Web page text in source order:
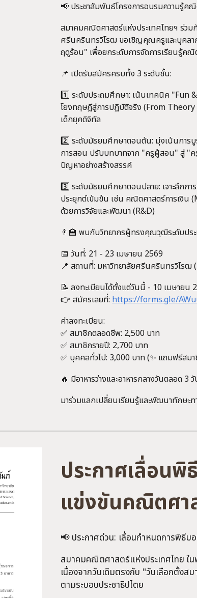
📢 ประชาสัมพันธ์โครงการอบรมความรู้ค
สมาคมคณิตศาสตร์แห่งประเทศไทยฯ ร่ว
ศรีนครินทรวิโรฒ ขอเชิญคุณครูและบุคลา
ฤดูร้อน" เพื่อยกระดับการจัดการเรียนรู้ค
📌 เปิดรับสมัครครบทั้ง 3 ระดับชั้น:
1️⃣ ระดับประถมศึกษา: เน้นเทคนิค "Fun
โยงทฤษฎีสู่การปฏิบัติจริง (From
เด็กยุคดิจิทัล
2️⃣ ระดับมัธยมศึกษาตอนต้น: มุ่งเน้นการบู
การสอน ปรับบทบาทจาก "ครูผู้สอน" สู่ "
ปัญหาอย่างสร้างสรรค์
3️⃣ ระดับมัธยมศึกษาตอนปลาย: เจาะลึกก
ประยุกต์เข้มข้น เช่น คณิตศาสตร์การเงิน
ด้วยการวิจัยและพัฒนา (R&D)
👨‍🏫 พบกับวิทยากรผู้ทรงคุณวุฒิระดับปร
📅 วันที่: 21 - 23 เมษายน 2569
📍 สถานที่: มหาวิทยาลัยศรีนครินทรวิโรฒ
📝 ลงทะเบียนได้ตั้งแต่วันนี้ - 10 เมษายน
👉 สมัครเลยที่:https://forms.gle/
ค่าลงทะเบียน:
✅ สมาชิกตลอดชีพ: 2,500 บาท
✅ สมาชิกรายปี: 2,700 บาท
✅ บุคคลทั่วไป: 3,000 บาท (✨ แถมฟรีสม
🔥 มีอาหารว่างและอาหารกลางวันตลอด
มาร่วมแลกเปลี่ยนเรียนรู้และพัฒนาทักษะ
ประกาศเลื่อนพิ
แข่งขันคณิตศา
📢 ประกาศด่วน: เลื่อนกำหนดการพิธี
สมาคมคณิตศาสตร์แห่งประเทศไทย ใ
เนื่องจากวันเดิมตรงกับ "วันเลือกตั้งส
ตามระบอบประชาธิปไตย